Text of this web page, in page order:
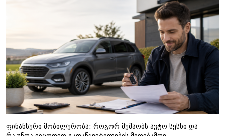
ფინანსური მობილურობა: როგორ მუშაობს ავტო სესხი და